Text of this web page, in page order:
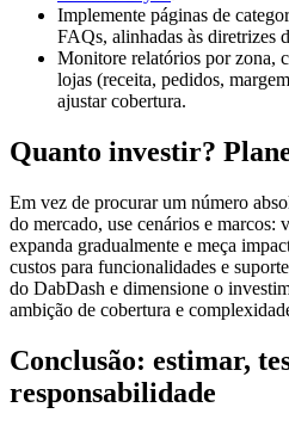
Implemente páginas de
FAQs, alinhadas às diretrizes
Monitore relatórios por zona,
lojas (receita, pedidos,
ajustar cobertura.
Quanto investir?
Em vez de procurar um número
do mercado, use cenários e marcos:
expanda gradualmente e meça
custos para funcionalidades e
do DabDash e dimensione o
ambição de cobertura e
Conclusão: estimar,
responsabilidade